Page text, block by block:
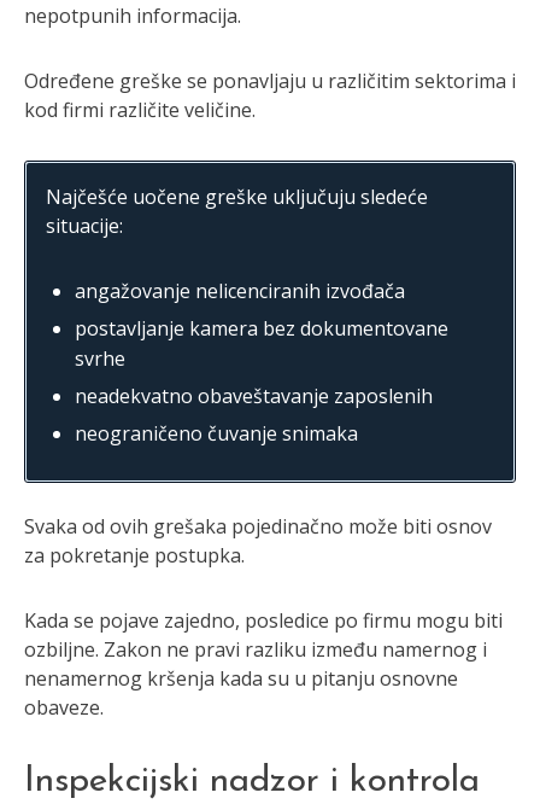
nepotpunih informacija.
Određene greške se ponavljaju u različitim sektorima i
kod firmi različite veličine.
Najčešće uočene greške uključuju sledeće
situacije:
angažovanje nelicenciranih izvođača
postavljanje kamera bez dokumentovane
svrhe
neadekvatno obaveštavanje zaposlenih
neograničeno čuvanje snimaka
Svaka od ovih grešaka pojedinačno može biti osnov
za pokretanje postupka.
Kada se pojave zajedno, posledice po firmu mogu biti
ozbiljne. Zakon ne pravi razliku između namernog i
nenamernog kršenja kada su u pitanju osnovne
obaveze.
Inspekcijski nadzor i kontrola